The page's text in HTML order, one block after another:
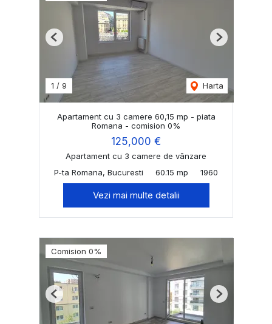
1 / 9 Harta
Previous Next
Apartament cu 3 camere 60,15 mp - piata
Romana - comision 0%
125,000 €
Apartament cu 3 camere de vânzare
P-ta Romana, Bucuresti
60.15 mp 1960
Vezi mai multe detalii
Comision 0%
Previous Next